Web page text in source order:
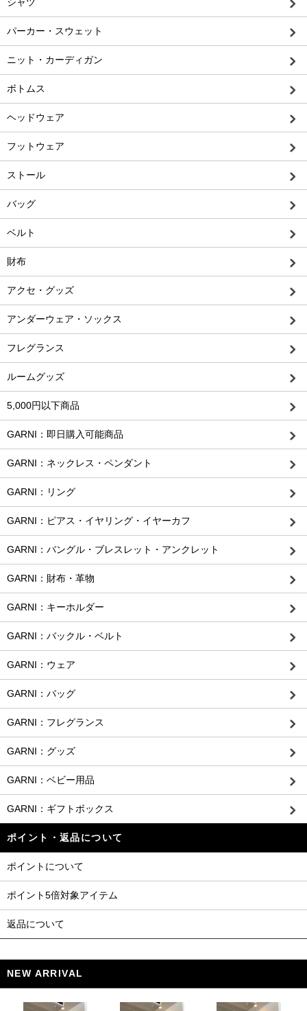
シャツ
パーカー・スウェット
ニット・カーディガン
ボトムス
ヘッドウェア
フットウェア
ストール
バッグ
ベルト
財布
アクセ・グッズ
アンダーウェア・ソックス
フレグランス
ルームグッズ
5,000円以下商品
GARNI：即日購入可能商品
GARNI：ネックレス・ペンダント
GARNI：リング
GARNI：ピアス・イヤリング・イヤーカフ
GARNI：バングル・ブレスレット・アンクレット
GARNI：財布・革物
GARNI：キーホルダー
GARNI：バックル・ベルト
GARNI：ウェア
GARNI：バッグ
GARNI：フレグランス
GARNI：グッズ
GARNI：ベビー用品
GARNI：ギフトボックス
ポイント・返品について
ポイントについて
ポイント5倍対象アイテム
返品について
NEW ARRIVAL